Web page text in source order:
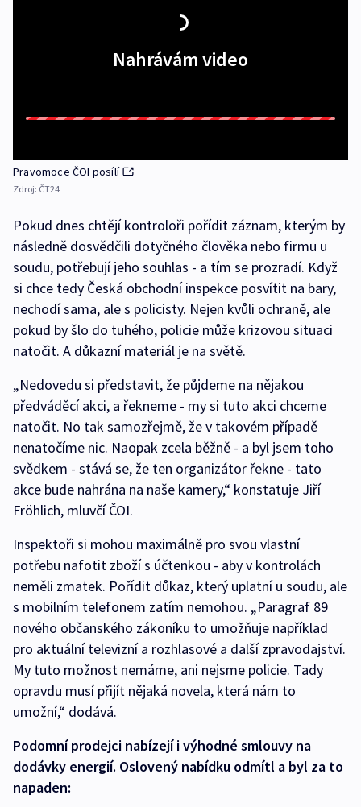
Nahrávám video
Pravomoce ČOI posílí
Zdroj: ČT24
Pokud dnes chtějí kontroloři pořídit záznam, kterým by
následně dosvědčili dotyčného člověka nebo firmu u
soudu, potřebují jeho souhlas - a tím se prozradí. Když
si chce tedy Česká obchodní inspekce posvítit na bary,
nechodí sama, ale s policisty. Nejen kvůli ochraně, ale
pokud by šlo do tuhého, policie může krizovou situaci
natočit. A důkazní materiál je na světě.
„Nedovedu si představit, že půjdeme na nějakou
předváděcí akci, a řekneme - my si tuto akci chceme
natočit. No tak samozřejmě, že v takovém případě
nenatočíme nic. Naopak zcela běžně - a byl jsem toho
svědkem - stává se, že ten organizátor řekne - tato
akce bude nahrána na naše kamery,“ konstatuje Jiří
Fröhlich, mluvčí ČOI.
Inspektoři si mohou maximálně pro svou vlastní
potřebu nafotit zboží s účtenkou - aby v kontrolách
neměli zmatek. Pořídit důkaz, který uplatní u soudu, ale
s mobilním telefonem zatím nemohou. „Paragraf 89
nového občanského zákoníku to umožňuje například
pro aktuální televizní a rozhlasové a další zpravodajství.
My tuto možnost nemáme, ani nejsme policie. Tady
opravdu musí přijít nějaká novela, která nám to
umožní,“ dodává.
Podomní prodejci nabízejí i výhodné smlouvy na
dodávky energií. Oslovený nabídku odmítl a byl za to
napaden: